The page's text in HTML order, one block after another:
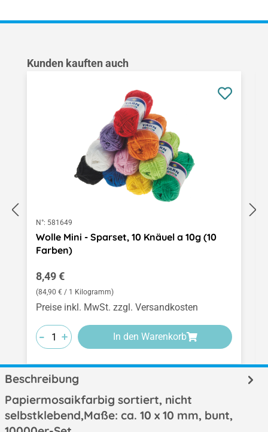
Produktgalerie überspringen
Kunden kauften auch
N°: 581649
Wolle Mini - Sparset, 10 Knäuel a 10g (10
Farben)
Regulärer Preis:
8,49 €
(84,90 € / 1 Kilogramm)
Preise inkl. MwSt. zzgl. Versandkosten
-
-
- +
+
+ In den Warenkorb
Beschreibung
Papiermosaikfarbig sortiert, nicht
selbstklebend,Maße: ca. 10 x 10 mm, bunt,